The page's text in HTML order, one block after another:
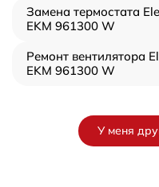
Замена термостата
EKM 961300 W
Ремонт вентилятора
EKM 961300 W
У меня